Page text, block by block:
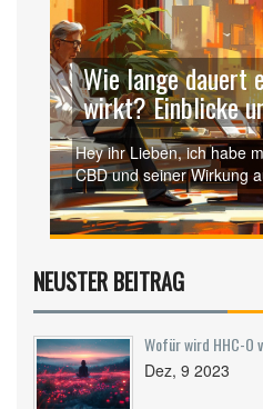
Wie lange dauert
wirkt? Einblicke
Hey ihr Lieben, ich habe
CBD und seiner Wirkung
Viele von euch haben
dauert es eigentlich, bis
spüre?" Nun, es ist ein
ob es zum Beispiel ein Öl,
essbares Produkt ist.
Stoffwechsel eine wichtige
Artikel teile ich meine
und was ich
gemeinsam dieses
NEUSTER BEITRAG
Wofür wird HHC-O
Dez, 9 2023